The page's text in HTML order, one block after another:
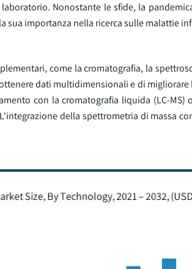
Nonostante le sfide, la
sua importanza nella ricerca sulle malattie
come la cromatografia, la
dati multidimensionali e di
con la cromatografia liquida (LC-MS)
della spettrometria di massa